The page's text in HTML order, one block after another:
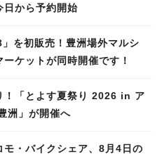
日から予約開始
を初販売！豊洲場外マルシ
ケットが同時開催です！
！「とよす夏祭り 2026 in ア
洲」が開催へ
モ・バイクシェア、8月4日の